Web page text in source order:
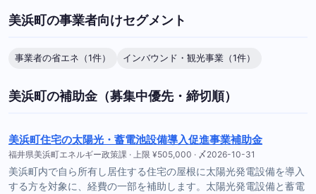
美浜町の事業者向けセグメント
事業者の省エネ（1件） インバウンド・観光事業（1件）
美浜町の補助金（募集中優先・締切順）
美浜町住宅の太陽光・蓄電池設備導入促進事業補助金
福井県美浜町エネルギー政策課 · 上限 ¥505,000 · 〆2026-10-31
美浜町内で自ら所有し居住する住宅の屋根に太陽光発電設備を導入
する方を対象に、経費の一部を補助します。太陽光発電設備と蓄電